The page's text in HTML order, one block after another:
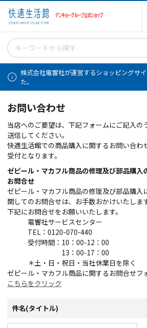
株式会社電響社が運営するショッピングサ
た。
お問い合わせ
当店へのご要望は、下記フォームにご記入の
送信してください。
快適生活館での商品購入に関するお問い合わ
受付となります。
ゼピール・マカフル商品の修理及び部品購入
お問合せ
ゼピール・マカフル商品の修理及び部品購入
関してのお問合せは、お手数おかけいたしま
下記にお問合せをお願いいたします。
電響社サービスセンター
TEL：0120-070-440
受付時間：10：00-12：00
13：00-17：00
＊土・日・祝日・当社休業日を除く
ゼピール・マカフル商品に関するお問合せフ
こちらをクリック
件名(タイトル)